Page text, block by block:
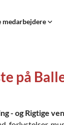
på
- og Rigtige